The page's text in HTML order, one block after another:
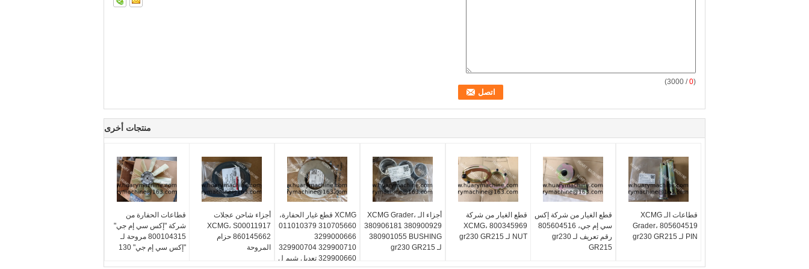
(
0
/ 3000)
منتجات أخرى
قطاعات الحفارة من
شركة "إكس سي إم جي"
800104315 مروحة لـ
"إكس سي إم جي" 130
أجزاء شاحن عجلات
XCMG، S00011917
860145662 حزام
المروحة
XCMG قطع غيار الحفارة،
310705660 011010379
3299000666
329900710 329900704
329900660 تعديل شيم ل
أجزاء الـ XCMG Grader،
380906181 380900929
380901055 BUSHING
لـ gr230 GR215
قطع الغيار من شركة
XCMG، 800345969
NUT لـ gr230 GR215
قطع الغيار من شركة إكس
سي إم جي، 805604516
رقم تعريف لـ gr230
GR215
قطاعات الـ XCMG
Grader، 805604519
PIN لـ gr230 GR215